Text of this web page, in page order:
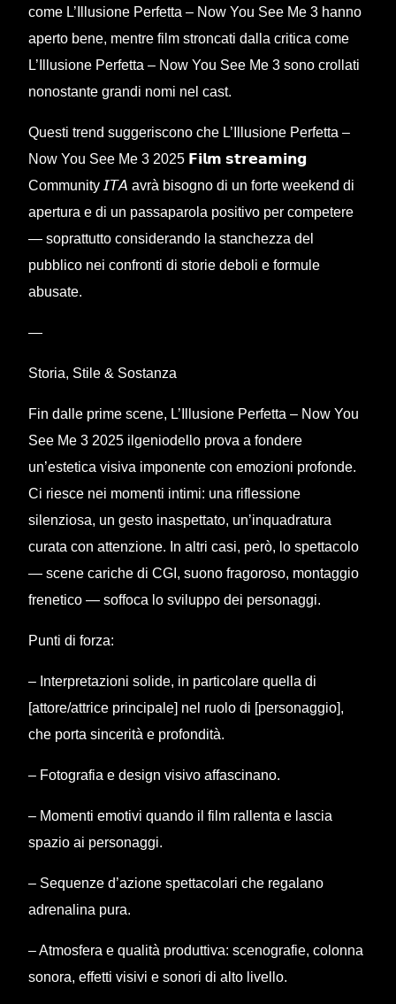
come L’Illusione Perfetta – Now You See Me 3 hanno
aperto bene, mentre film stroncati dalla critica come
L’Illusione Perfetta – Now You See Me 3 sono crollati
nonostante grandi nomi nel cast.
Questi trend suggeriscono che L’Illusione Perfetta –
Now You See Me 3 2025 𝗙𝗶𝗹𝗺 𝘀𝘁𝗿𝗲𝗮𝗺𝗶𝗻𝗴
Community 𝘐𝘛𝘈 avrà bisogno di un forte weekend di
apertura e di un passaparola positivo per competere
— soprattutto considerando la stanchezza del
pubblico nei confronti di storie deboli e formule
abusate.
—
Storia, Stile & Sostanza
Fin dalle prime scene, L’Illusione Perfetta – Now You
See Me 3 2025 ilgeniodello prova a fondere
un’estetica visiva imponente con emozioni profonde.
Ci riesce nei momenti intimi: una riflessione
silenziosa, un gesto inaspettato, un’inquadratura
curata con attenzione. In altri casi, però, lo spettacolo
— scene cariche di CGI, suono fragoroso, montaggio
frenetico — soffoca lo sviluppo dei personaggi.
Punti di forza:
– Interpretazioni solide, in particolare quella di
[attore/attrice principale] nel ruolo di [personaggio],
che porta sincerità e profondità.
– Fotografia e design visivo affascinano.
– Momenti emotivi quando il film rallenta e lascia
spazio ai personaggi.
– Sequenze d’azione spettacolari che regalano
adrenalina pura.
– Atmosfera e qualità produttiva: scenografie, colonna
sonora, effetti visivi e sonori di alto livello.